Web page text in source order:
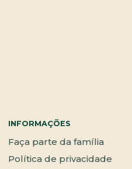
INFORMAÇÕES
Faça parte da família
Política de privacidade